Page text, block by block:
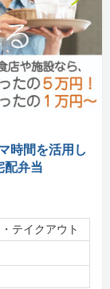
時間を活用し
配弁当
テイクアウト